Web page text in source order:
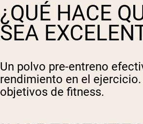
¿QUÉ HACE
SEA
Un polvo pre-entreno
rendimiento en el
objetivos de fitness.